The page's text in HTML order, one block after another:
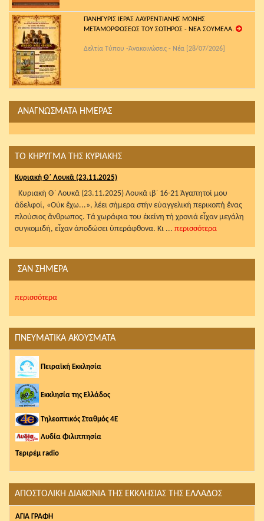
ΠΑΝΗΓΥΡΙΣ ΙΕΡΑΣ ΛΑΥΡΕΝΤΙΑΝΗΣ ΜΟΝΗΣ
ΜΕΤΑΜΟΡΦΩΣΕΩΣ ΤΟΥ ΣΩΤΗΡΟΣ - ΝΕΑ ΣΟΥΜΕΛΑ.
Δελτία Τύπου -Ἀνακοινώσεις - Νέα [28/07/2026]
ΑΝΑΓΝΩΣΜΑΤΑ ΗΜΕΡΑΣ
ΤΟ ΚΗΡΥΓΜΑ ΤΗΣ ΚΥΡΙΑΚΗΣ
Κυριακή Θ΄ Λουκᾶ (23.11.2025)
Κυριακή Θ΄ Λουκᾶ (23.11.2025) Λουκᾶ ιβ΄ 16-21 Ἀγαπητοί μου
ἀδελφοί, «Οὐκ ἔχω...», λέει σήμερα στήν εὐαγγελική περικοπή ἕνας
πλούσιος ἄνθρωπος. Τά χωράφια του ἐκείνη τή χρονιά εἶχαν μεγάλη
συγκομιδή, εἶχαν ἀποδώσει ὑπεράφθονα. Κι ... περισσότερα
ΣΑΝ ΣΗΜΕΡΑ
περισσότερα
ΠΝΕΥΜΑΤΙΚΑ ΑΚΟΥΣΜΑΤΑ
Πειραϊκή Εκκλησία
Εκκλησία της Ελλάδος
Τηλεοπτικός Σταθμός 4Ε
Λυδία Φιλιππησία
Τεριρέμ radio
ΑΠΟΣΤΟΛΙΚΗ ΔΙΑΚΟΝΙΑ ΤΗΣ ΕΚΚΛΗΣΙΑΣ ΤΗΣ ΕΛΛΑΔΟΣ
AΓΙΑ ΓΡΑΦΗ